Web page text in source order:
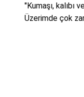
"Kumaşı, kalıbı
Üzerimde çok